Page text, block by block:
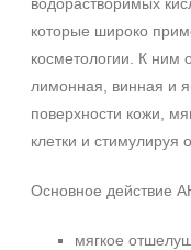
которые широко
косметологии. К ним
лимонная, винная и
поверхности кожи,
клетки и стимулируя
Основное действие
мягкое